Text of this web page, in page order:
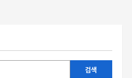
검색